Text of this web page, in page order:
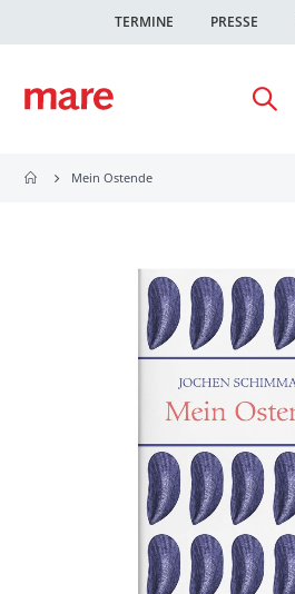
TERMINE PRESSE
Mein Ostende